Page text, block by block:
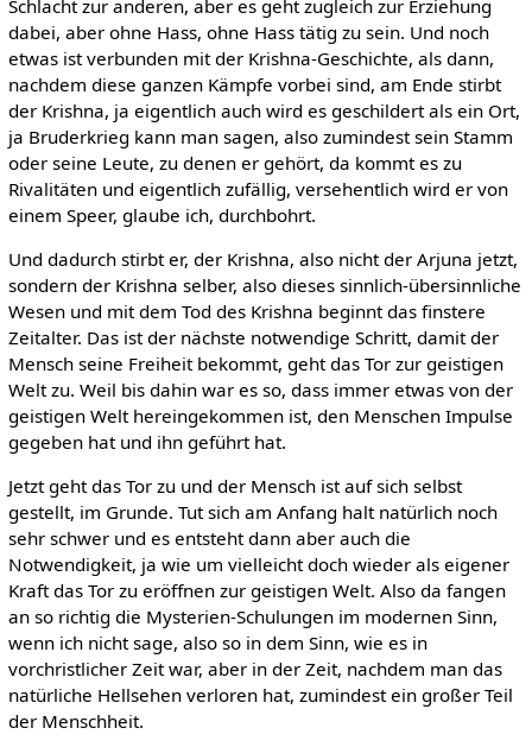
Schlacht zur anderen, aber es geht zugleich zur Erziehung
dabei, aber ohne Hass, ohne Hass tätig zu sein. Und noch
etwas ist verbunden mit der Krishna-Geschichte, als dann,
nachdem diese ganzen Kämpfe vorbei sind, am Ende stirbt
der Krishna, ja eigentlich auch wird es geschildert als ein Ort,
ja Bruderkrieg kann man sagen, also zumindest sein Stamm
oder seine Leute, zu denen er gehört, da kommt es zu
Rivalitäten und eigentlich zufällig, versehentlich wird er von
einem Speer, glaube ich, durchbohrt.
Und dadurch stirbt er, der Krishna, also nicht der Arjuna jetzt,
sondern der Krishna selber, also dieses sinnlich-übersinnliche
Wesen und mit dem Tod des Krishna beginnt das finstere
Zeitalter. Das ist der nächste notwendige Schritt, damit der
Mensch seine Freiheit bekommt, geht das Tor zur geistigen
Welt zu. Weil bis dahin war es so, dass immer etwas von der
geistigen Welt hereingekommen ist, den Menschen Impulse
gegeben hat und ihn geführt hat.
Jetzt geht das Tor zu und der Mensch ist auf sich selbst
gestellt, im Grunde. Tut sich am Anfang halt natürlich noch
sehr schwer und es entsteht dann aber auch die
Notwendigkeit, ja wie um vielleicht doch wieder als eigener
Kraft das Tor zu eröffnen zur geistigen Welt. Also da fangen
an so richtig die Mysterien-Schulungen im modernen Sinn,
wenn ich nicht sage, also so in dem Sinn, wie es in
vorchristlicher Zeit war, aber in der Zeit, nachdem man das
natürliche Hellsehen verloren hat, zumindest ein großer Teil
der Menschheit.